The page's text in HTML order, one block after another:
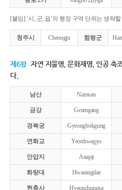
[붙임] ‘시, 군, 읍’의 행정 구역 단위는 생략
청주시 Cheongju 함평군
제6항 자연 지물명, 문화재명, 인공 축
다.
남산 Namsan
금강 Geumgang
경복궁 Gyeongbokgung
연화교 Yeonhwagyo
안압지 Anapji
화랑대 Hwarangdae
현충사 Hyeonchungsa